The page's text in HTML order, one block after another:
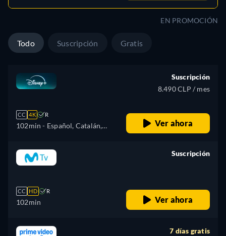
Polaco, Portugués (Brasil),
Turco
EN PROMOCIÓN
Todo Suscripción Gratis
CC 4K R
102min - Español, Catalán,
(América Latina), Francés,
Húngaro, Italiano, Japonés,
Turco
Suscripción
8.490 CLP / mes
Ver ahora
CC HD R
102min
Suscripción
Ver ahora
7 días gratis